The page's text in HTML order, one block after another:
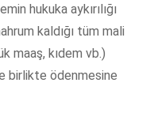
hukuka aykırılığı
kaldığı tüm mali
maaş, kıdem vb.)
birlikte ödenmesine